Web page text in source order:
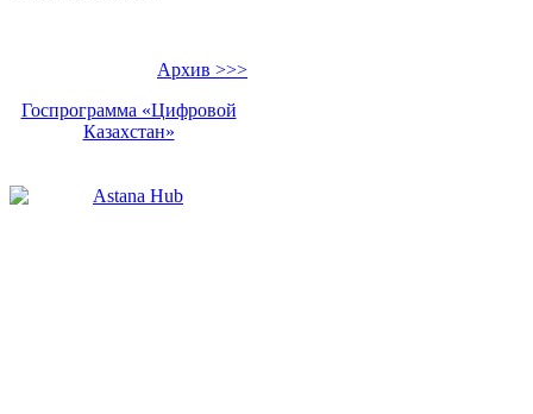
Архив >>>
Госпрограмма «Цифровой
Казахстан»